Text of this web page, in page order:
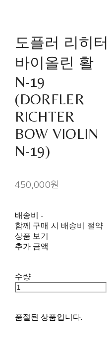
도플러 리히터
바이올린 활
N-19
(DORFLER
RICHTER
BOW VIOLIN
N-19)
450,000원
배송비 -
함께 구매 시 배송비 절약
상품 보기
추가 금액
수량
품절된 상품입니다.